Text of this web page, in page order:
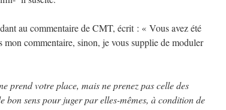
au commentaire de CMT, écrit : « Vous avez été
commentaire, sinon, je vous supplie de moduler
prend votre place, mais ne prenez pas celle des
bon sens pour juger par elles-mêmes, à condition de